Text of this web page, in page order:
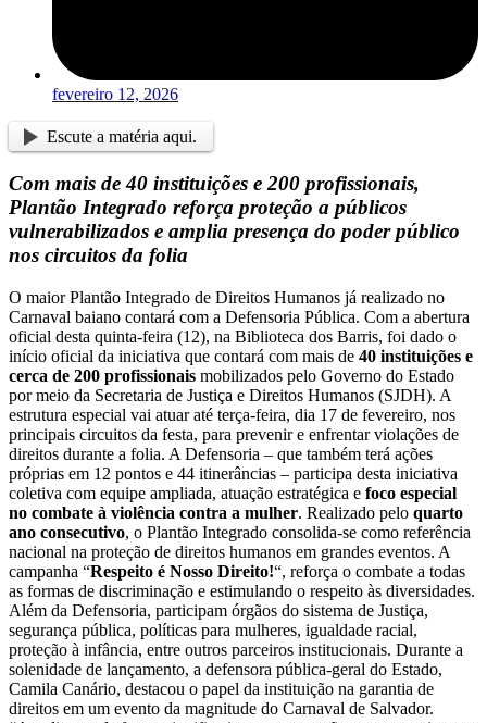
fevereiro 12, 2026
Escute a matéria aqui.
Com mais de 40 instituições e 200 profissionais,
Plantão Integrado reforça proteção a públicos
vulnerabilizados e amplia presença do poder público
nos circuitos da folia
O maior Plantão Integrado de Direitos Humanos já realizado no
Carnaval baiano contará com a Defensoria Pública. Com a abertura
oficial desta quinta-feira (12), na Biblioteca dos Barris, foi dado o
início oficial da iniciativa que contará com mais de 40 instituições e
cerca de 200 profissionais mobilizados pelo Governo do Estado
por meio da Secretaria de Justiça e Direitos Humanos (SJDH). A
estrutura especial vai atuar até terça-feira, dia 17 de fevereiro, nos
principais circuitos da festa, para prevenir e enfrentar violações de
direitos durante a folia. A Defensoria – que também terá ações
próprias em 12 pontos e 44 itinerâncias – participa desta iniciativa
coletiva com equipe ampliada, atuação estratégica e foco especial
no combate à violência contra a mulher. Realizado pelo quarto
ano consecutivo, o Plantão Integrado consolida-se como referência
nacional na proteção de direitos humanos em grandes eventos. A
campanha “Respeito é Nosso Direito!“, reforça o combate a todas
as formas de discriminação e estimulando o respeito às diversidades.
Além da Defensoria, participam órgãos do sistema de Justiça,
segurança pública, políticas para mulheres, igualdade racial,
proteção à infância, entre outros parceiros institucionais. Durante a
solenidade de lançamento, a defensora pública-geral do Estado,
Camila Canário, destacou o papel da instituição na garantia de
direitos em um evento da magnitude do Carnaval de Salvador.